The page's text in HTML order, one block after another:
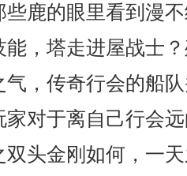
鹿的眼里看到漫
，塔走进屋战士？
气，传奇行会的船
对于离自己行会
双头金刚如何，一